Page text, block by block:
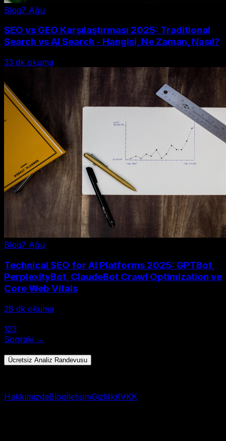
Blog7 Ağu
SEO vs GEO Karşılaştırması 2025: Traditional
Search vs AI Search - Hangisi, Ne Zaman, Nasıl?
33 dk okuma
Blog7 Ağu
Technical SEO for AI Platforms 2025: GPTBot,
PerplexityBot, ClaudeBot Crawl Optimization ve
Core Web Vitals
28 dk okuma
123
Sonraki →
Ücretsiz Analiz Randevusu
HakkımızdaBlogİletişimGizlilikKVKK